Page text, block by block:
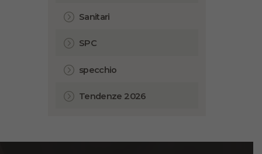
Sanitari
SPC
specchio
Tendenze 2026